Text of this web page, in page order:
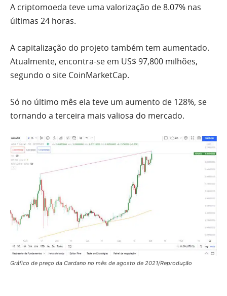
A criptomoeda teve uma valorização de 8.07% nas
últimas 24 horas.
A capitalização do projeto também tem aumentado.
Atualmente, encontra-se em US$ 97,800 milhões,
segundo o site CoinMarketCap.
Só no último mês ela teve um aumento de 128%, se
tornando a terceira mais valiosa do mercado.
Gráfico de preço da Cardano no mês de agosto de 2021/Reprodução